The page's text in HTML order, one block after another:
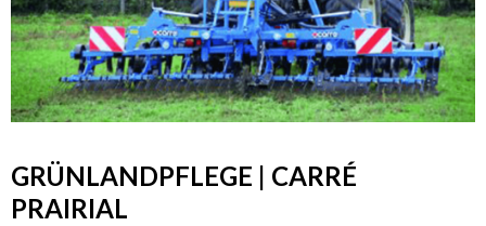
GRÜNLANDPFLEGE | CARRÉ
PRAIRIAL